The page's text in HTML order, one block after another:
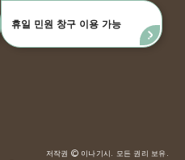
휴일 민원 창구 이용 가능
저작권 © 이나기시. 모든 권리 보유.